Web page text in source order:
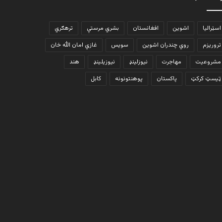
اسټرالیا اشوین افغانستان بشري مرستې
ترهګري
تروریزم
روي چندران اشوین سویس
غازي امان الله خان
مشروعیت
مهاجرت نیوزلینډ نیوزیلینډ
هند
ټیسټ کرکټ
پاکستان پوهنتونونه کابل